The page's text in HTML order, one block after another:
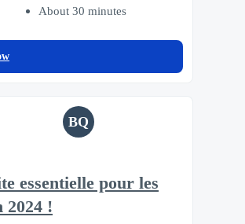
About 30 minutes
BQ
essentielle pour les
2024 !